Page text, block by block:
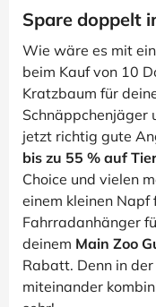
Spare doppelt
Wie wäre es mit
beim Kauf von 10
Kratzbaum für
Schnäppchenjäger
jetzt richtig gute
bis zu 55 % auf
Choice und vielen
einem kleinen Napf
Fahrradanhänger
deinem Main Zoo
Rabatt. Denn in
miteinander